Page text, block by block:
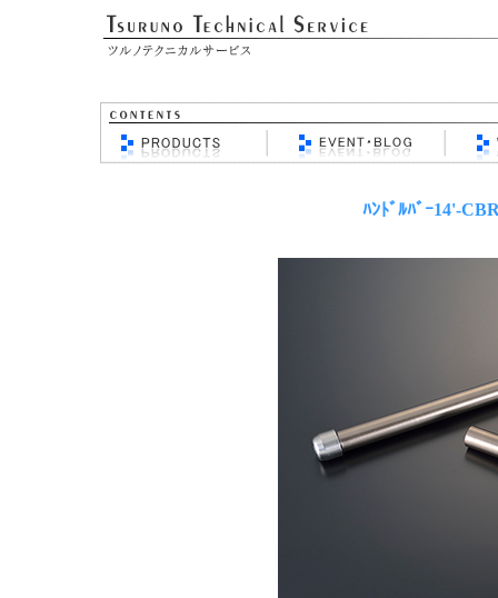
ﾊﾝﾄﾞﾙﾊﾞｰ14'-